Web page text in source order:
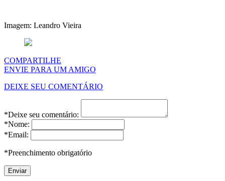
Imagem: Leandro Vieira
COMPARTILHE
ENVIE PARA UM AMIGO
DEIXE SEU COMENTÁRIO
*Deixe seu comentário:
*Nome:
*Email:
*Preenchimento obrigatório